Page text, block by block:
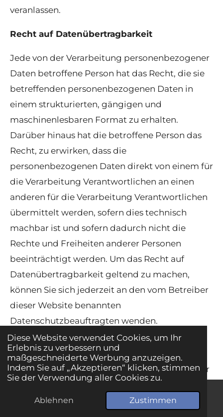
Diese Website verwendet Cookies, um Ihr
Erlebnis zu verbessern und
maßgeschneiderte Werbung anzuzeigen.
Indem Sie auf „Akzeptieren“ klicken, stimmen
Sie der Verwendung aller Cookies zu.
Ablehnen Zustimmen
veranlassen.
Recht auf Datenübertragbarkeit
Jede von der Verarbeitung personenbezogener
Daten betroffene Person hat das Recht, die sie
betreffenden personenbezogenen Daten in
einem strukturierten, gängigen und
maschinenlesbaren Format zu erhalten.
Darüber hinaus hat die betroffene Person das
Recht, zu erwirken, dass die
personenbezogenen Daten direkt von einem für
die Verarbeitung Verantwortlichen an einen
anderen für die Verarbeitung Verantwortlichen
übermittelt werden, sofern dies technisch
machbar ist und sofern dadurch nicht die
Rechte und Freiheiten anderer Personen
beeinträchtigt werden. Um das Recht auf
Datenübertragbarkeit geltend zu machen,
können Sie sich jederzeit an den vom Betreiber
dieser Website benannten
Datenschutzbeauftragten wenden.
Widerspruchsrecht
Jede von der Verarbeitung personenbezogener
Daten betroffene Person hat das Recht, aus
Gründen, die sich aus ihrer besonderen
E-Mail Karte